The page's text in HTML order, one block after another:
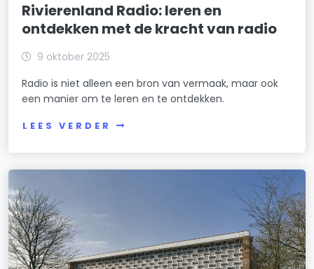
Rivierenland Radio: leren en
ontdekken met de kracht van radio
9 oktober 2025
Radio is niet alleen een bron van vermaak, maar ook
een manier om te leren en te ontdekken.
LEES VERDER